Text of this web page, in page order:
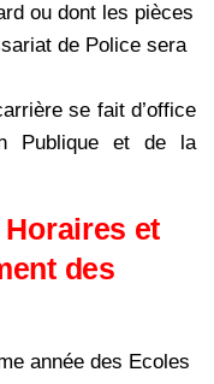
ou dont les pièces
de Police sera
se fait d’office
Publique et de la
et
des
année des Ecoles